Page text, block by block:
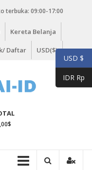
terbuka: 09:00-17:00
Kereta Belanja
Daftar USD($)
$
USD $
IDR Rp